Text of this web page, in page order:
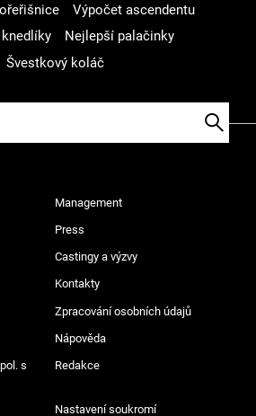
Výpočet ascendentu
Nejlepší palačinky
Švestkový koláč
Management
Press
Castingy a výzvy
Kontakty
Zpracování osobních údajů
Nápověda
s
Redakce
Nastavení soukromí